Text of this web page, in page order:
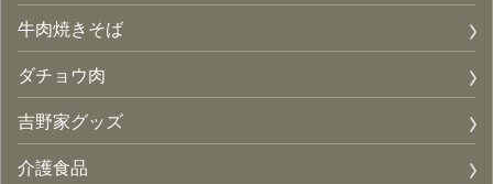
牛肉焼きそば
ダチョウ肉
吉野家グッズ
介護食品